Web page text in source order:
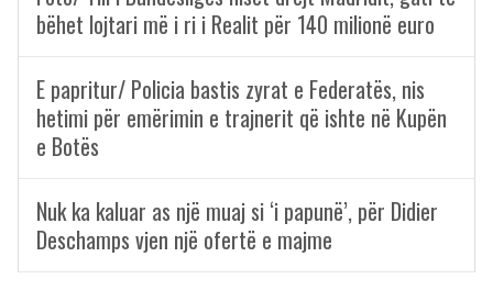
bëhet lojtari më i ri i Realit për 140 milionë euro
E papritur/ Policia bastis zyrat e Federatës, nis
hetimi për emërimin e trajnerit që ishte në Kupën
e Botës
Nuk ka kaluar as një muaj si ‘i papunë’, për Didier
Deschamps vjen një ofertë e majme